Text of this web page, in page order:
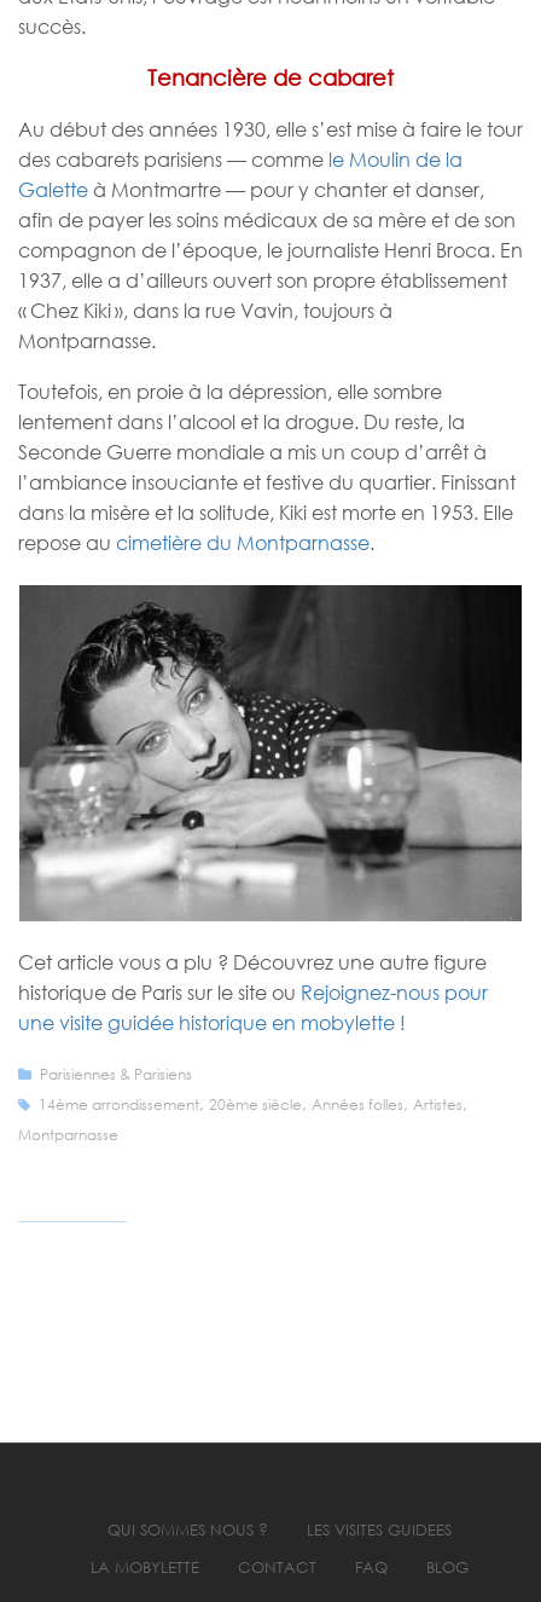
succès.
Tenancière de cabaret
Au début des années 1930, elle s’est mise à faire le tour
des cabarets parisiens — comme le Moulin de la
Galette à Montmartre — pour y chanter et danser,
afin de payer les soins médicaux de sa mère et de son
compagnon de l’époque, le journaliste Henri Broca. En
1937, elle a d’ailleurs ouvert son propre établissement
« Chez Kiki », dans la rue Vavin, toujours à
Montparnasse.
Toutefois, en proie à la dépression, elle sombre
lentement dans l’alcool et la drogue. Du reste, la
Seconde Guerre mondiale a mis un coup d’arrêt à
l’ambiance insouciante et festive du quartier. Finissant
dans la misère et la solitude, Kiki est morte en 1953. Elle
repose au cimetière du Montparnasse.
Cet article vous a plu ? Découvrez une autre figure
historique de Paris sur le site ou Rejoignez-nous pour
une visite guidée historique en mobylette !
Parisiennes & Parisiens
14ème arrondissement, 20ème siècle, Années folles, Artistes,
Montparnasse
QUI SOMMES NOUS ?
LES VISITES GUIDEES
LA MOBYLETTE
CONTACT FAQ BLOG